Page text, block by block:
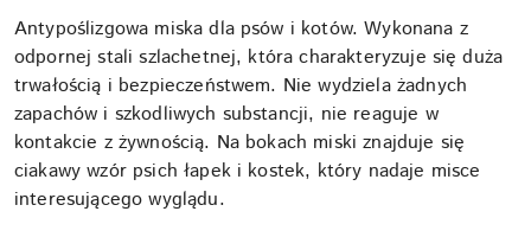
Antypoślizgowa miska dla psów i kotów. Wykonana z
odpornej stali szlachetnej, która charakteryzuje się duża
trwałością i bezpieczeństwem. Nie wydziela żadnych
zapachów i szkodliwych substancji, nie reaguje w
kontakcie z żywnością. Na bokach miski znajduje się
ciakawy wzór psich łapek i kostek, który nadaje misce
interesującego wyglądu.